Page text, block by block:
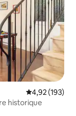
Évaluation
4,92 (193)
historique